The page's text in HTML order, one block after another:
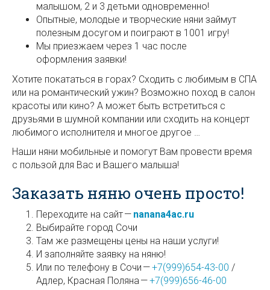
малышом, 2 и 3 детьми одновременно!
Опытные, молодые и творческие няни займут
полезным досугом и поиграют в 1001 игру!
Мы приезжаем через 1 час после
оформления заявки!
Хотите покататься в горах? Сходить с любимым в СПА
или на романтический ужин? Возможно поход в салон
красоты или кино? А может быть встретиться с
друзьями в шумной компании или сходить на концерт
любимого исполнителя и многое другое …
Наши няни мобильные и помогут Вам провести время
с пользой для Вас и Вашего малыша!
Заказать няню очень просто!
Переходите на сайт — nanana4ac.ru
Выбирайте город Сочи
Там же размещены цены на наши услуги!
И заполняйте заявку на няню!
Или по телефону в Сочи —+7(999)654-43-00 /
Адлер, Красная Поляна —+7(999)656-46-00